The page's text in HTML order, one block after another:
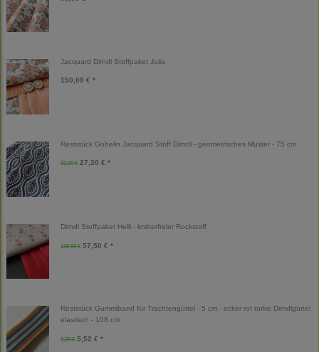
Jacquard Dirndl Stoffpaket Julia
150,00 € *
Reststück Gobelin Jacquard Stoff Dirndl - geometrisches Muster - 75 cm
32,00 € 27,20 € *
Dirndl Stoffpaket Helli - knitterfreier Rockstoff
115,00 € 57,50 € *
Reststück Gummiband für Trachtengürtel - 5 cm - ocker rot türkis Dirndlgürtel
elastisch - 108 cm
9,20 € 5,52 € *